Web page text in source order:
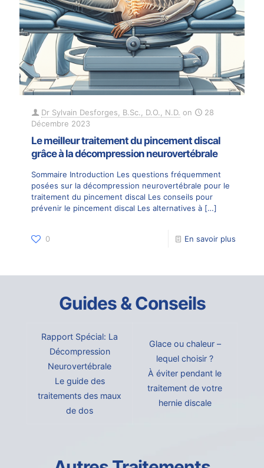
Dr Sylvain Desforges, B.Sc., D.O., N.D. on
28
Décembre 2023
Le meilleur traitement du pincement discal
grâce à la décompression neurovertébrale
Sommaire Introduction Les questions fréquemment
posées sur la décompression neurovertébrale pour le
traitement du pincement discal Les conseils pour
prévenir le pincement discal Les alternatives à […]
0 En savoir plus
Guides & Conseils
Rapport Spécial: La
Décompression
Neurovertébrale
Le guide des
traitements des maux
de dos
Glace ou chaleur –
lequel choisir ?
À éviter pendant le
traitement de votre
hernie discale